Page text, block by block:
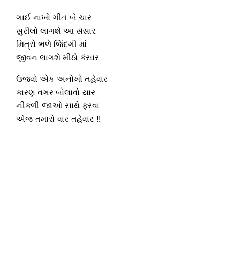
ગાઈ નાખો ગીત બે ચાર
સુરીલો લાગશે આ સંસાર
મિત્રો ભળે જિંદગી માં
જીવન લાગશે મીઠો કંસાર
ઉજવો એક અનોખો તહેવાર
કારણ વગર બોલાવો યાર
નીકળી જાઓ સાથે ફરવા
એજ તમારો વાર તહેવાર !!